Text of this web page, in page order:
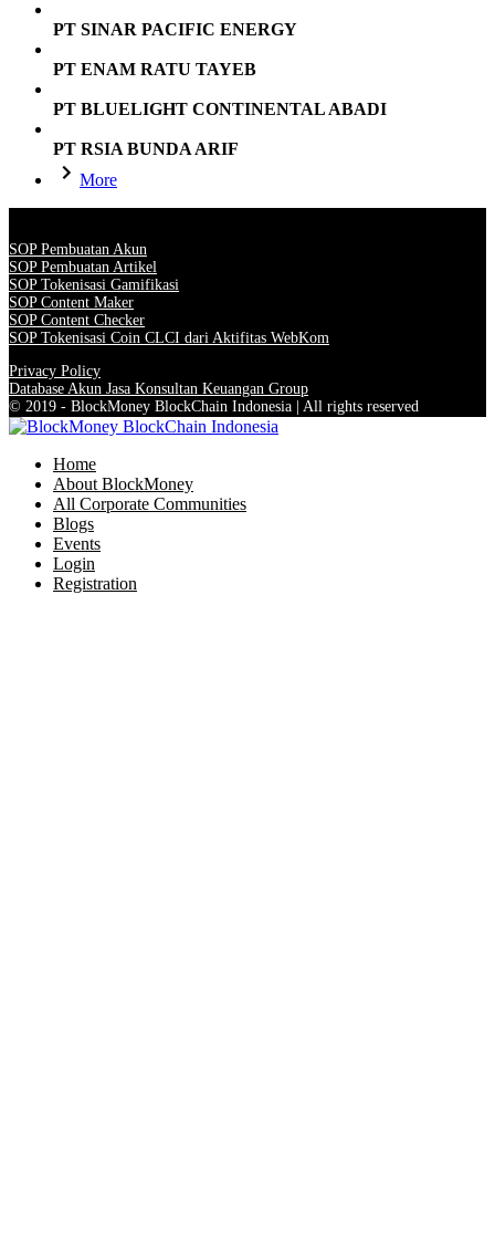
PT SINAR PACIFIC ENERGY
PT ENAM RATU TAYEB
PT BLUELIGHT CONTINENTAL ABADI
PT RSIA BUNDA ARIF
More
SOP Pembuatan Akun
SOP Pembuatan Artikel
SOP Tokenisasi Gamifikasi
SOP Content Maker
SOP Content Checker
SOP Tokenisasi Coin CLCI dari Aktifitas WebKom
Privacy Policy
Database Akun Jasa Konsultan Keuangan Group
© 2019 - BlockMoney BlockChain Indonesia | All rights reserved
Home
About BlockMoney
All Corporate Communities
Blogs
Events
Login
Registration